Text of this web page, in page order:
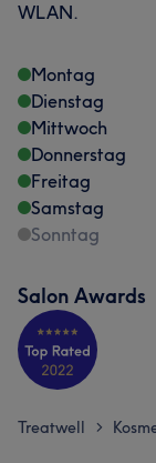
WLAN.
Montag
Dienstag
Mittwoch
Donnerstag
Freitag
Samstag
Sonntag
Salon Awards
Treatwell >